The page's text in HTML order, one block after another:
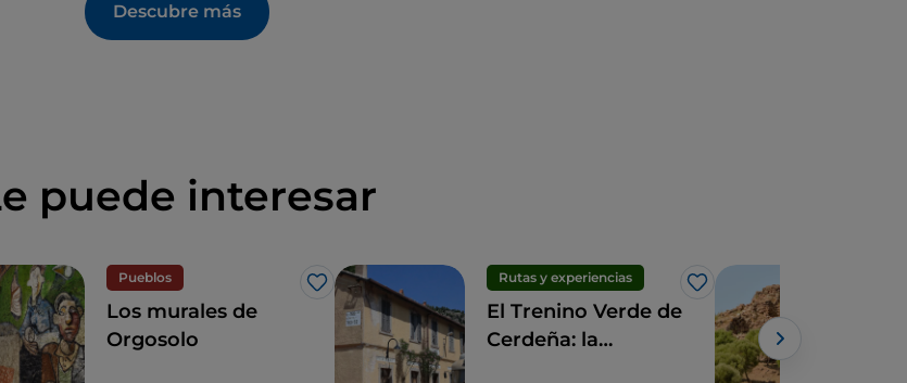
Descubre más
puede interesar
Pueblos
Me gusta
Los murales de
Orgosolo
Rutas y experiencias
Me gusta
El Trenino Verde de
Cerdeña: la